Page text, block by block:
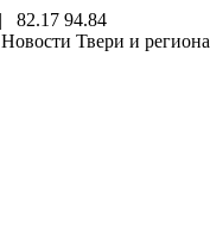
| 82.17 94.84
Новости Твери и региона